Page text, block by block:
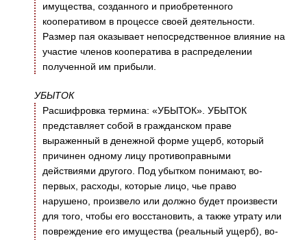
имущества, созданного и приобретенного
кооперативом в процессе своей деятельности.
Размер пая оказывает непосредственное влияние на
участие членов кооператива в распределении
полученной им прибыли.
УБЫТОК
Расшифровка термина: «УБЫТОК». УБЫТОК
представляет собой в гражданском праве
выраженный в денежной форме ущерб, который
причинен одному лицу противоправными
действиями другого. Под убытком понимают, во-
первых, расходы, которые лицо, чье право
нарушено, произвело или должно будет произвести
для того, чтобы его восстановить, а также утрату или
повреждение его имущества (реальный ущерб), во-